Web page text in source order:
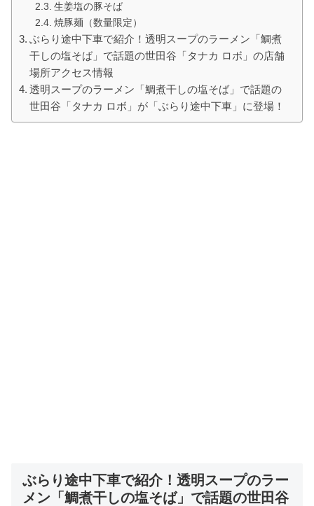
生姜塩の豚そば
焼豚麺（数量限定）
ぶらり途中下車で紹介！透明スープのラーメン「鯛煮
干しの塩そば」で話題の世田谷「タナカ ロボ」の店舗
場所アクセス情報
透明スープのラーメン「鯛煮干しの塩そば」で話題の
世田谷「タナカ ロボ」が「ぶらり途中下車」に登場！
ぶらり途中下車で紹介！ 透明スープのラー
メン「鯛煮干しの塩そば」で話題の世田谷